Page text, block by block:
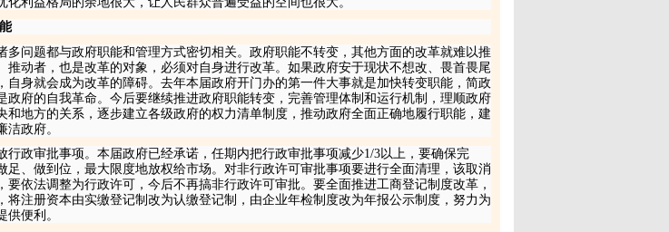
多问题都与政府职能和管理方式密切相关。政府职能不转变，其他方面的改革就难以推
推动者，也是改革的对象，必须对自身进行改革。如果政府安于现状不想改、畏首畏尾
自身就会成为改革的障碍。去年本届政府开门办的第一件大事就是加快转变职能，简政
政府的自我革命。今后要继续推进政府职能转变，完善管理体制和运行机制，理顺政府
和地方的关系，逐步建立各级政府的权力清单制度，推动政府全面正确地履行职能，建
洁政府。
行政审批事项。本届政府已经承诺，任期内把行政审批事项减少1/3以上，要确保完
足、做到位，最大限度地放权给市场。对非行政许可审批事项要进行全面清理，该取消
要依法调整为行政许可，今后不再搞非行政许可审批。要全面推进工商登记制度改革，
将注册资本由实缴登记制改为认缴登记制，由企业年检制度改为年报公示制度，努力为
供便利。